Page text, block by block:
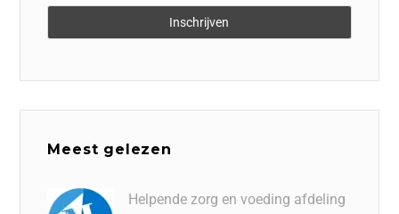
Meest gelezen
Helpende zorg en voeding afdeling